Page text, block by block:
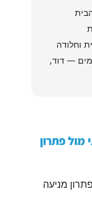
וחלודה
— דוד,
מול פתרון